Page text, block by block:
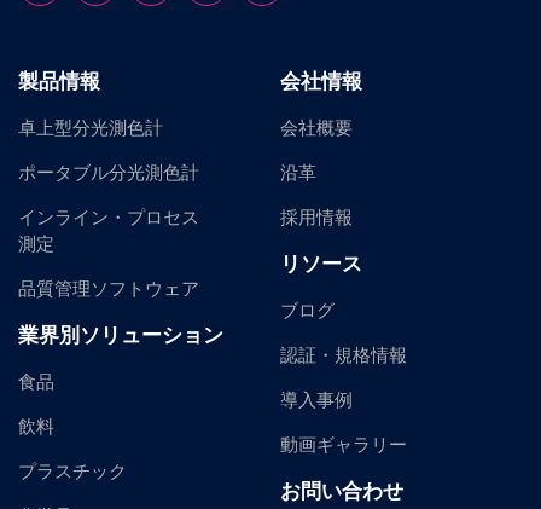
製品情報
卓上型分光測色計
ポータブル分光測色計
インライン・プロセス
測定
品質管理ソフトウェア
業界別ソリューション
食品
飲料
プラスチック
会社情報
会社概要
沿革
採用情報
リソース
ブログ
認証・規格情報
導入事例
動画ギャラリー
お問い合わせ